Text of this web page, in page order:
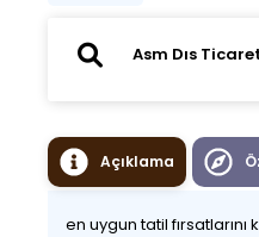
Açıklama
en uygun tatil